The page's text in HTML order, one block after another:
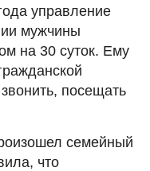
управление
мужчины
на 30 суток. Ему
посещать
семейный
что